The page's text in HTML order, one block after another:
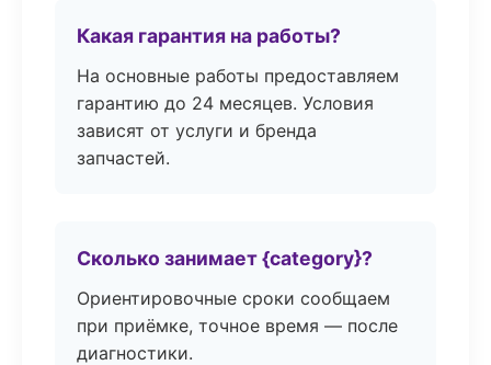
Какая гарантия на работы?
На основные работы предоставляем
гарантию до 24 месяцев. Условия
зависят от услуги и бренда
запчастей.
Сколько занимает {category}?
Ориентировочные сроки сообщаем
при приёмке, точное время — после
диагностики.